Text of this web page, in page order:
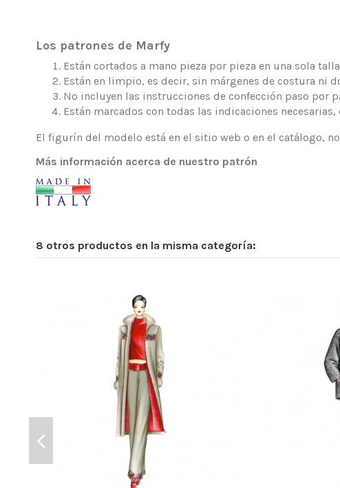
Los patrones de Marfy
Están cortados a mano pieza por pieza en una sola
Están en limpio, es decir, sin márgenes de costura ni
No incluyen las instrucciones de confección paso por
Están marcados con todas las indicaciones
El figurín del modelo está en el sitio web o en el catálogo,
Más información acerca de nuestro patrón
8 otros productos en la misma categoría: